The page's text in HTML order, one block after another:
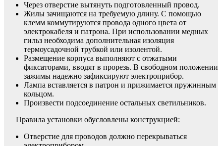
Через отверстие вытянуть подготовленный провод.
Жилы зачищаются на требуемую длину. С помощью
клемм коммутируются провода одного цвета от
электрокабеля и патрона. При использовании медных
гильз необходима дополнительная изоляция
термоусадочной трубкой или изолентой.
Размещение корпуса выполняют с отжатыми
фиксаторами, вводят в прорезь. В свободном положении
зажимы надежно зафиксируют электроприбор.
Лампа вставляется в патрон и прижимается пружинным
кольцом.
Произвести подсоединение остальных светильников.
Правила установки обусловлены конструкцией:
Отверстие для проводов должно перекрываться